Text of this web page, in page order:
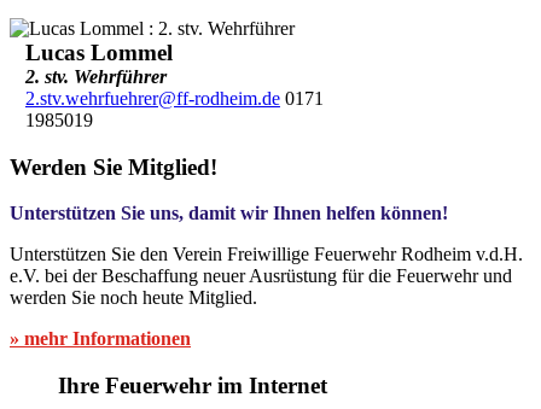
Lucas Lommel
2. stv. Wehrführer
2.stv.wehrfuehrer@ff-rodheim.de0171
1985019
Werden Sie Mitglied!
Unterstützen Sie uns, damit wir Ihnen helfen können!
Unterstützen Sie den Verein Freiwillige Feuerwehr Rodheim v.d.H.
e.V. bei der Beschaffung neuer Ausrüstung für die Feuerwehr und
werden Sie noch heute Mitglied.
» mehr Informationen
Ihre Feuerwehr im Internet